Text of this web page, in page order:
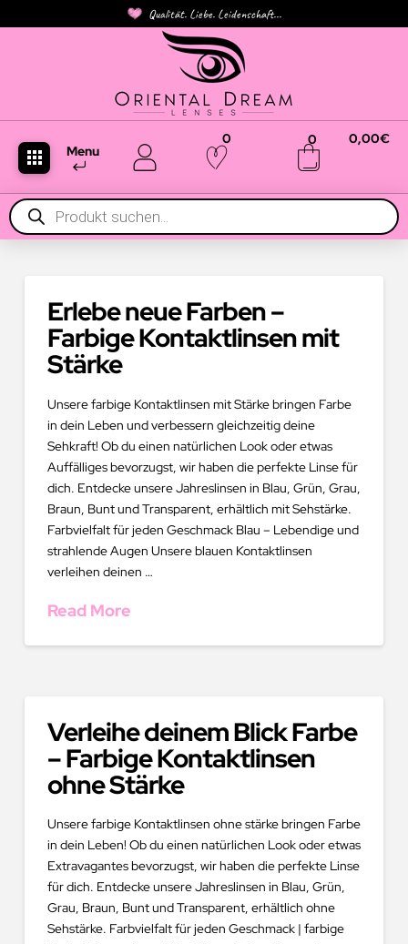
Qualität. Liebe. Leidenschaft...
Menu
0 0 0,00€
Products
search
Erlebe neue Farben –
Farbige Kontaktlinsen mit
Stärke
Unsere farbige Kontaktlinsen mit Stärke bringen Farbe
in dein Leben und verbessern gleichzeitig deine
Sehkraft! Ob du einen natürlichen Look oder etwas
Auffälliges bevorzugst, wir haben die perfekte Linse für
dich. Entdecke unsere Jahreslinsen in Blau, Grün, Grau,
Braun, Bunt und Transparent, erhältlich mit Sehstärke.
Farbvielfalt für jeden Geschmack Blau – Lebendige und
strahlende Augen Unsere blauen Kontaktlinsen
verleihen deinen …
Read More
Verleihe deinem Blick Farbe
– Farbige Kontaktlinsen
ohne Stärke
Unsere farbige Kontaktlinsen ohne stärke bringen Farbe
in dein Leben! Ob du einen natürlichen Look oder etwas
Extravagantes bevorzugst, wir haben die perfekte Linse
für dich. Entdecke unsere Jahreslinsen in Blau, Grün,
Grau, Braun, Bunt und Transparent, erhältlich ohne
Sehstärke. Farbvielfalt für jeden Geschmack | farbige